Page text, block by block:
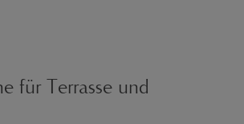
für Terrasse und